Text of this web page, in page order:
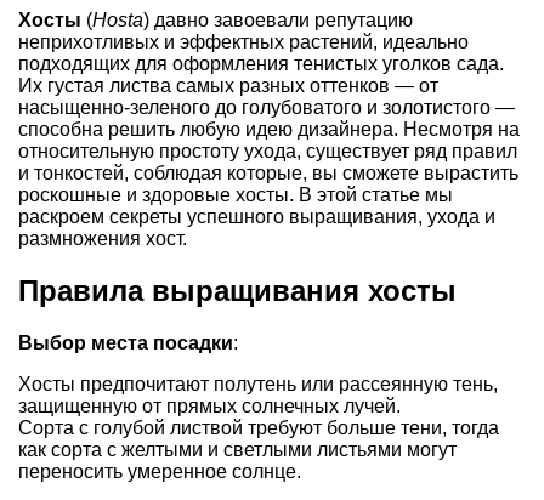
Хосты (Hosta) давно завоевали репутацию
неприхотливых и эффектных растений, идеально
подходящих для оформления тенистых уголков сада.
Их густая листва самых разных оттенков — от
насыщенно-зеленого до голубоватого и золотистого —
способна решить любую идею дизайнера. Несмотря на
относительную простоту ухода, существует ряд правил
и тонкостей, соблюдая которые, вы сможете вырастить
роскошные и здоровые хосты. В этой статье мы
раскроем секреты успешного выращивания, ухода и
размножения хост.
Правила выращивания хосты
Выбор места посадки:
Хосты предпочитают полутень или рассеянную тень,
защищенную от прямых солнечных лучей.
Сорта с голубой листвой требуют больше тени, тогда
как сорта с желтыми и светлыми листьями могут
переносить умеренное солнце.